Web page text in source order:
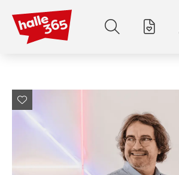
zum
Inhalt